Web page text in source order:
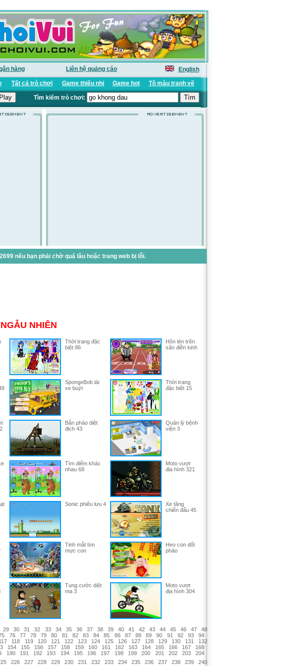
hàng Liên hệ quảng cáo
English
Tất cả trò chơi Game thiếu nhi Game hot Tô màu tranh vẽ
Tìm kiếm trò chơi:
nếu bạn phải chờ quá lâu hoặc trang web bị lỗi.
NHIÊN
Thời trang đặc
biệt 86
Hôn lén trên
sân điền kinh
SpongeBob lái
xe buýt
Thời trang
đặc biệt 15
Bắn pháo diệt
địch 43
Quản lý bệnh
viện 3
Tìm điểm khác
nhau 68
Moto vượt
địa hình 321
Sonic phiêu lưu 4
Xe tăng
chiến đấu 45
Tinh mắt tìm
mực con
Heo con đốt
pháo
Tung cước diệt
ma 3
Moto vượt
địa hình 304
29 30 31 32 33 34 35 36 37 38 39 40 41 42 43 44 45 46 47
48
76 77 78 79 80 81 82 83 84 85 86 87 88 89 90 91 92 93
94
118 119 120 121 122 123 124 125 126 127 128 129 130 131
132
154 155 156 157 158 159 160 161 162 163 164 165 166 167
168
190 191 192 193 194 195 196 197 198 199 200 201 202 203
204
226 227 228 229 230 231 232 233 234 235 236 237 238 239 240